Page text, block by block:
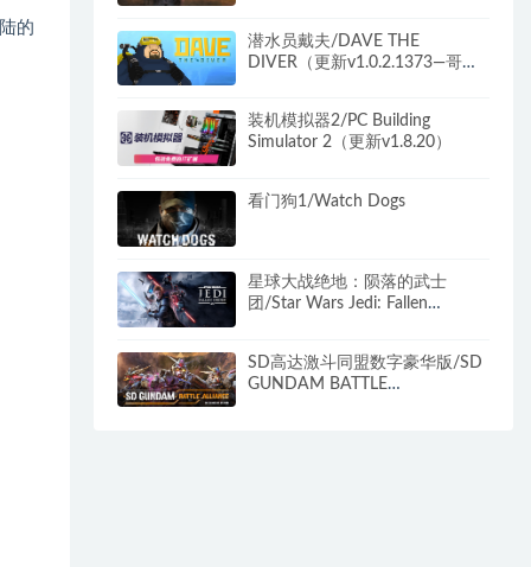
的
潜水员戴夫/DAVE THE
DIVER（更新v1.0.2.1373—哥斯
装机模拟器2/PC Building
Simulator 2（更新v1.8.20）
看门狗1/Watch Dogs
星球大战绝地：陨落的武士
团/Star Wars Jedi: Fallen
SD高达激斗同盟数字豪华版/SD
GUNDAM BATTLE